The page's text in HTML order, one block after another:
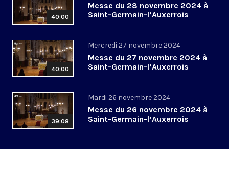
40:00
Messe du 28 novembre 2024 à
Saint-Germain-l’Auxerrois
40:00
Mercredi 27 novembre 2024
Messe du 27 novembre 2024 à
Saint-Germain-l’Auxerrois
39:08
Mardi 26 novembre 2024
Messe du 26 novembre 2024 à
Saint-Germain-l’Auxerrois